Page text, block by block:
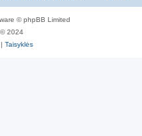
© phpBB Limited
© 2024
| Taisyklės